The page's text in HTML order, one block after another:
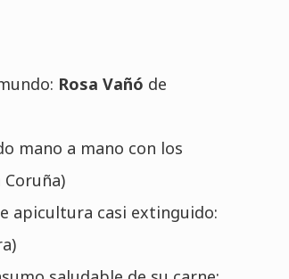
Rosa Vañó de
mano a mano con los
Coruña)
apicultura casi extinguido: